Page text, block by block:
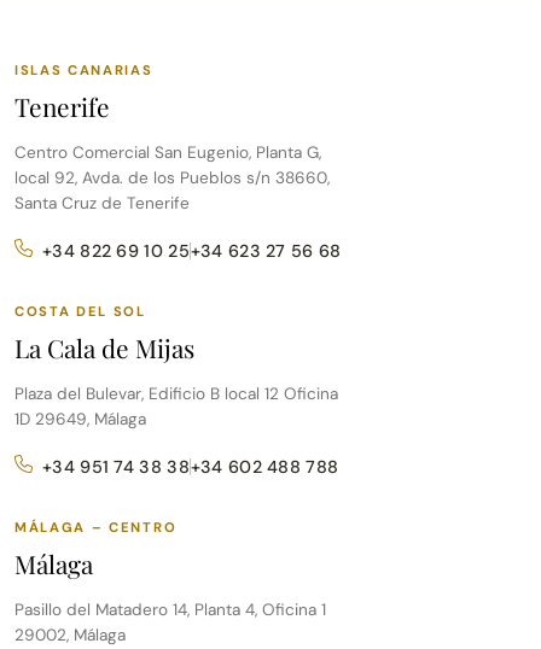
ISLAS CANARIAS
Tenerife
Centro Comercial San Eugenio, Planta G,
local 92, Avda. de los Pueblos s/n 38660,
Santa Cruz de Tenerife
+34 822 69 10 25+34 623 27 56 68
COSTA DEL SOL
La Cala de Mijas
Plaza del Bulevar, Edificio B local 12 Oficina
1D 29649, Málaga
+34 951 74 38 38+34 602 488 788
MÁLAGA – CENTRO
Málaga
Pasillo del Matadero 14, Planta 4, Oficina 1
29002, Málaga